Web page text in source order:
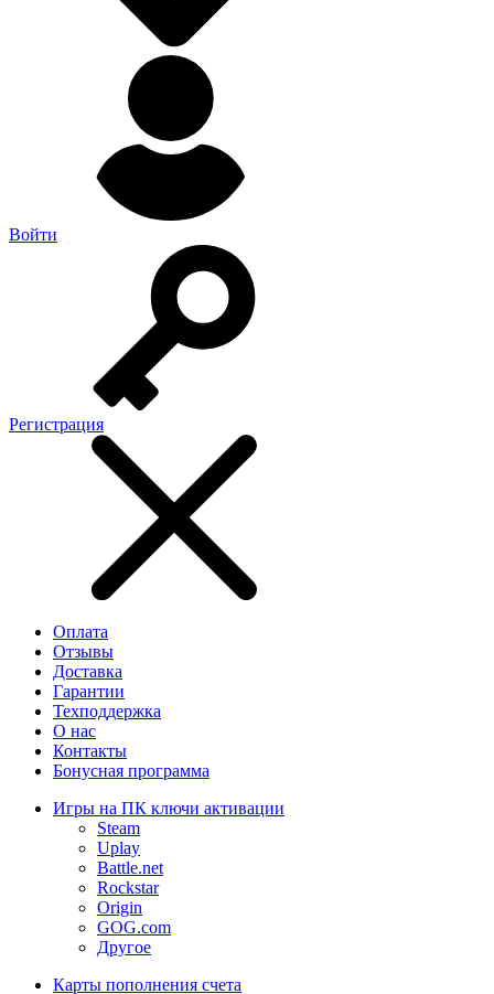
Войти
Регистрация
Оплата
Отзывы
Доставка
Гарантии
Техподдержка
О нас
Контакты
Бонусная программа
Игры на ПК ключи активации
Steam
Uplay
Battle.net
Rockstar
Origin
GOG.com
Другое
Карты пополнения счета